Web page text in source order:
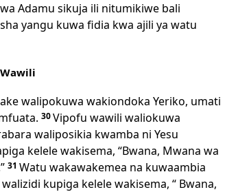
Adamu sikuja ili nitumikiwe bali
yangu kuwa fidia kwa ajili ya watu
walipokuwa wakiondoka Yeriko, umati
30Vipofu wawili waliokuwa
waliposikia kwamba ni Yesu
kelele wakisema, “Bwana, Mwana wa
31 Watu wakawakemea na kuwaambia
kupiga kelele wakisema, “ Bwana,